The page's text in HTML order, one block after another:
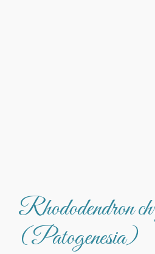
Rhododendron
(Patogenesia)